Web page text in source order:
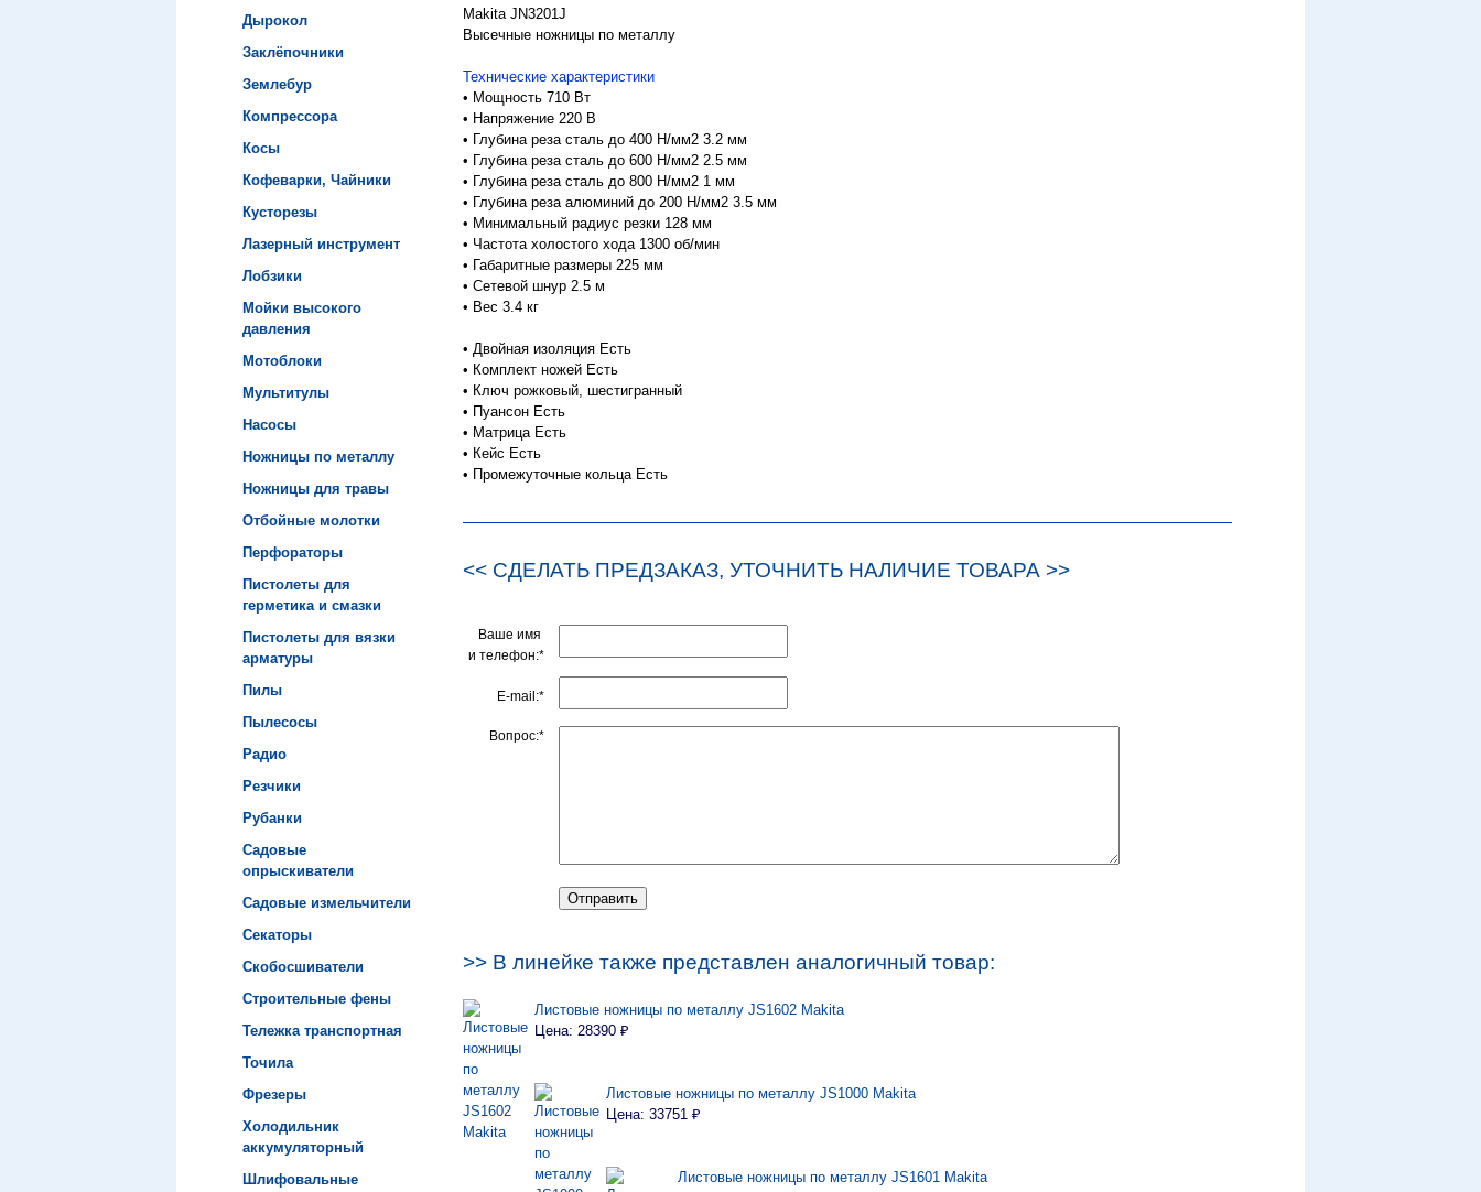
Дырокол
Заклёпочники
Землебур
Компрессора
Косы
Кофеварки, Чайники
Кусторезы
Лазерный инструмент
Лобзики
Мойки высокого
давления
Мотоблоки
Мультитулы
Насосы
Ножницы по металлу
Ножницы для травы
Отбойные молотки
Перфораторы
Пистолеты для
герметика и смазки
Пистолеты для вязки
арматуры
Пилы
Пылесосы
Радио
Резчики
Рубанки
Садовые
опрыскиватели
Садовые измельчители
Секаторы
Скобосшиватели
Строительные фены
Тележка транспортная
Точила
Фрезеры
Холодильник
аккумуляторный
Шлифовальные
Makita JN3201J
Высечные ножницы по металлу
Технические характеристики
• Мощность 710 Вт
• Напряжение 220 В
• Глубина реза сталь до 400 Н/мм2 3.2 мм
• Глубина реза сталь до 600 Н/мм2 2.5 мм
• Глубина реза сталь до 800 Н/мм2 1 мм
• Глубина реза алюминий до 200 Н/мм2 3.5 мм
• Минимальный радиус резки 128 мм
• Частота холостого хода 1300 об/мин
• Габаритные размеры 225 мм
• Сетевой шнур 2.5 м
• Вес 3.4 кг
• Двойная изоляция Есть
• Комплект ножей Есть
• Ключ рожковый, шестигранный
• Пуансон Есть
• Матрица Есть
• Кейс Есть
• Промежуточные кольца Есть
<< СДЕЛАТЬ ПРЕДЗАКАЗ, УТОЧНИТЬ НАЛИЧИЕ ТОВАРА >>
Ваше имя
и телефон:*
E-mail:*
Вопрос:*
>> В линейке также представлен аналогичный товар:
Листовые ножницы по металлу JS1602 Makita
Цена: 28390 ₽
Листовые ножницы по металлу JS1000 Makita
Цена: 33751 ₽
Листовые ножницы по металлу JS1601 Makita